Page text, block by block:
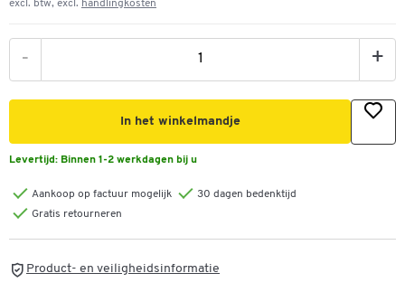
excl. btw, excl. handlingkosten
- +
In het winkelmandje
Levertijd: Binnen 1-2 werkdagen bij u
Aankoop op factuur mogelijk
30 dagen bedenktijd
Gratis retourneren
Product- en veiligheidsinformatie